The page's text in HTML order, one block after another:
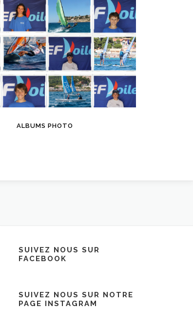
ALBUMS PHOTO
SUIVEZ NOUS SUR
FACEBOOK
SUIVEZ NOUS SUR NOTRE
PAGE INSTAGRAM